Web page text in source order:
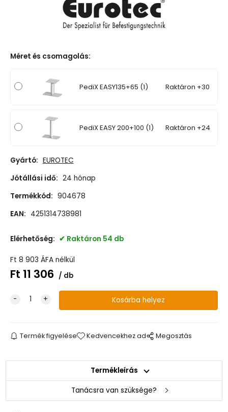
Méret és csomagolás:
PediX EASY135+65 (1) Raktáron +30
PediX EASY 200+100 (1) Raktáron +24
Gyártó: EUROTEC
Jótállási idő: 24 hónap
Termékkód: 904678
EAN: 4251314738981
Elérhetőség: Raktáron 54 db
Ft 8 903 ÁFA nélkül
Ft 11 306 db
Termék figyelése Kedvencekhez ad Megosztás
Termékleírás
Tanácsra van szüksége?